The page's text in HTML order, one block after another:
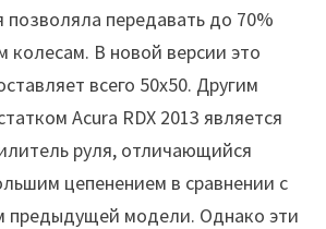
позволяла передавать до 70%
В новой версии это
всего 50х50. Другим
Acura RDX 2013 является
руля, отличающийся
цепенением в сравнении с
предыдущей модели. Однако эти